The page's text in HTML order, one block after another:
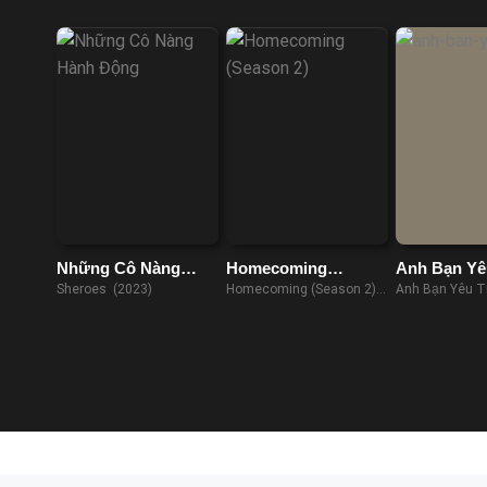
Những Cô Nàng
Hành Động
Sheroes (2023)
Homecoming
(Season 2)
Homecoming (Season 2)
Anh Bạn
Anh Bạn Yêu